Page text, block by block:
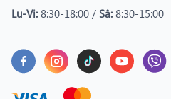
Lu-Vi: 8:30-18:00 / Sâ: 8:30-15:00